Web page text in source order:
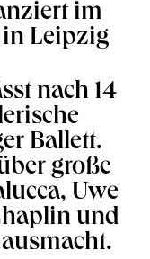
im
Leipzig
nach 14
Ballett.
große
Uwe
und